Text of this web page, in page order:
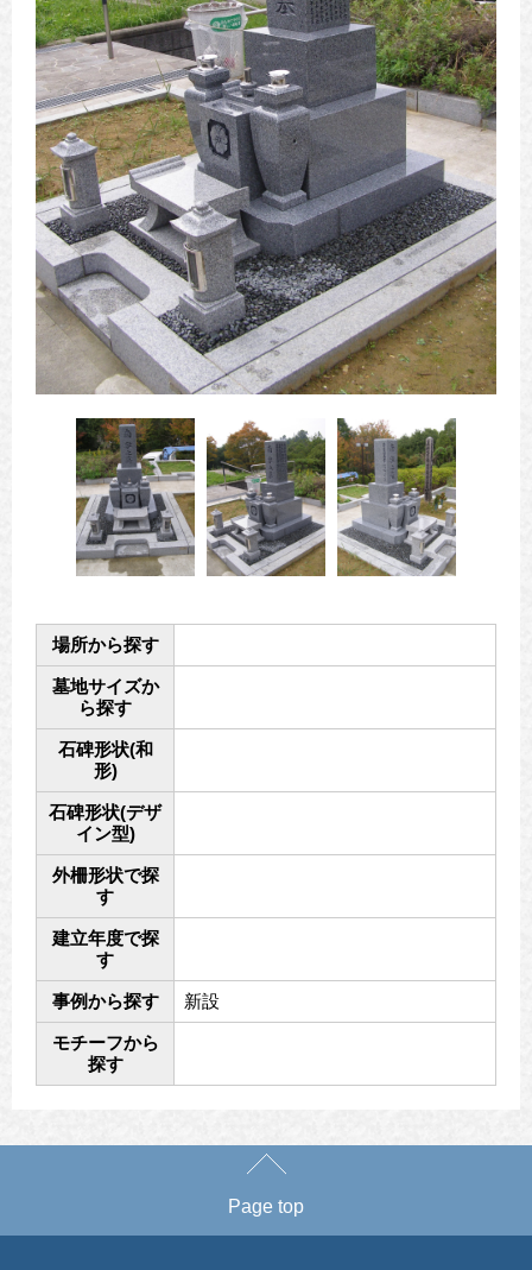
場所から探す
墓地サイズか
ら探す
石碑形状(和
形)
石碑形状(デザ
イン型)
外柵形状で探
す
建立年度で探
す
事例から探す 新設
モチーフから
探す
Page top